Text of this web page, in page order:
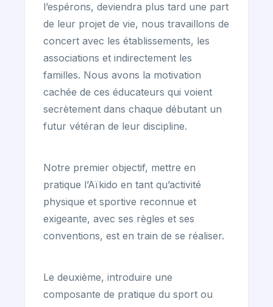
l’espérons, deviendra plus tard une part
de leur projet de vie, nous travaillons de
concert avec les établissements, les
associations et indirectement les
familles. Nous avons la motivation
cachée de ces éducateurs qui voient
secrètement dans chaque débutant un
futur vétéran de leur discipline.
Notre premier objectif, mettre en
pratique l’Aïkido en tant qu’activité
physique et sportive reconnue et
exigeante, avec ses règles et ses
conventions, est en train de se réaliser.
Le deuxième, introduire une
composante de pratique du sport ou